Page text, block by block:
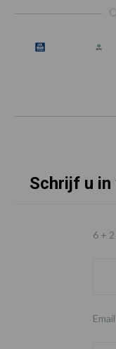
Schrijf u
6 + 2
Email